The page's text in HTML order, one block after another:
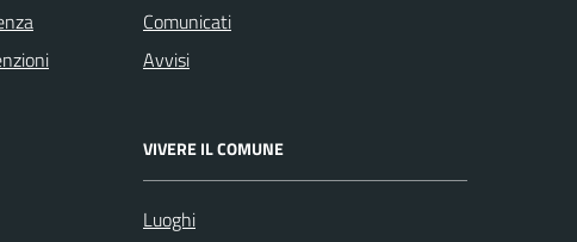
Comunicati
Avvisi
VIVERE IL COMUNE
Luoghi